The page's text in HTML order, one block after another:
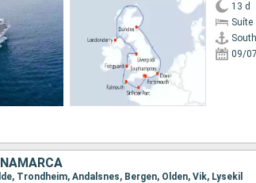
13 d
Suíte
09/
Trondheim, Andalsnes, Bergen, Olden, Vik, Lysekil